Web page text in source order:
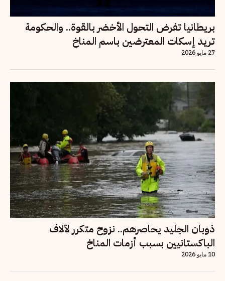
بريطانيا تفرض التحول الأخضر بالقوة.. والحكومة
تريد إسكات المعترضين باسم المناخ
27 مايو 2026
ذوبان الجليد يحاصرهم.. نزوح متكرر لآلاف
الباكستانيين بسبب أزمات المناخ
10 مايو 2026